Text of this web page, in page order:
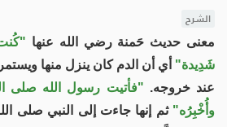
الشرح
معنى حديث حَمنة رضي الله عنها
شَدِيدة" أي أن الدم كان ينزل منها
عند خروجه. "فأتيت رسول الله صلى
وأُخْبِرُه" ثم إنها جاءت إلى النبي صلى